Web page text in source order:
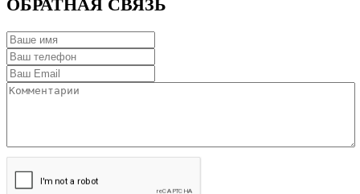
ОБРАТНАЯ СВЯЗЬ